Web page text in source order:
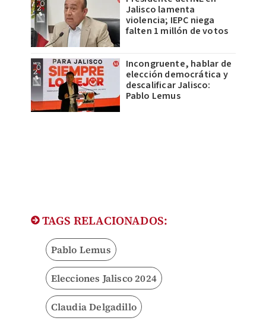
Jalisco lamenta
violencia; IEPC niega
falten 1 millón de votos
Incongruente, hablar de
elección democrática y
descalificar Jalisco:
Pablo Lemus
TAGS RELACIONADOS:
Pablo Lemus
Elecciones Jalisco 2024
Claudia Delgadillo